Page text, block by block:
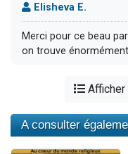
Elisheva E.
Merci pour ce beau
on trouve
A consulter